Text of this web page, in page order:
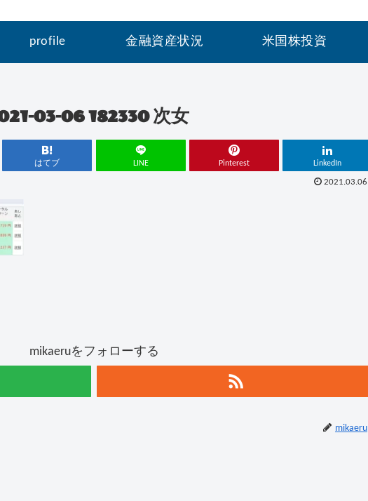
profile 金融資産状況 米国株投資
03-06 182330 次女
はてブ LINE Pinterest LinkedIn
2021.03.06
mikaeruをフォローする
mikaeru